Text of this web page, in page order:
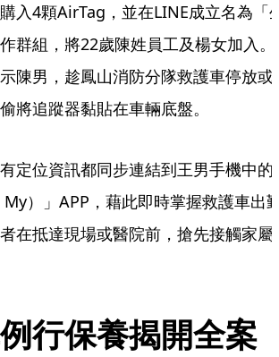
入4顆AirTag，並在LINE成立名為「
群組，將22歲陳姓員工及楊女加入。
陳男，趁鳳山消防分隊救護車停放或
將追蹤器黏貼在車輛底盤。
定位資訊都同步連結到王男手機中的
My）」APP，藉此即時掌握救護車出
在抵達現場或醫院前，搶先接觸家屬
行保養揭開全案